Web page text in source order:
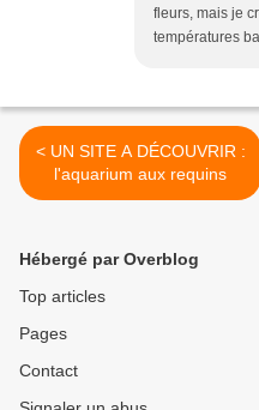
fleurs, mais je
températures
< UN SITE A DÉCOUVRIR :
l'aquarium aux requins
Hébergé par Overblog
Top articles
Pages
Contact